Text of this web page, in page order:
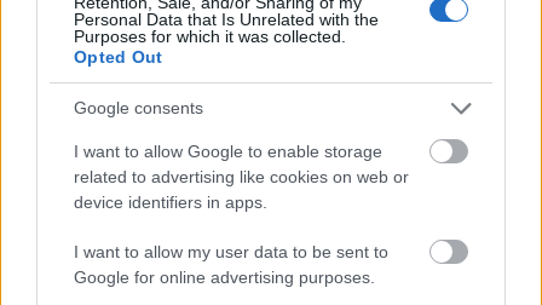
Personal Data that Is Unrelated with the
Purposes for which it was collected.
Opted Out
Google consents
I want to allow Google to enable storage
related to advertising like cookies on web or
device identifiers in apps.
I want to allow my user data to be sent to
Google for online advertising purposes.
szűkösnek és korlátozónak érzed. Egy kapcsolat,
egy munkahely vagy egy élethelyzet, amely egykor
megfelelőnek tűnt, most korlátozónak hat.
2. Erős ellenállást
tapasztalsz
változáshoz, annál nagyobb belső ellenállással
találkozhatunk. Ahalogatás, az önbizalomhiány